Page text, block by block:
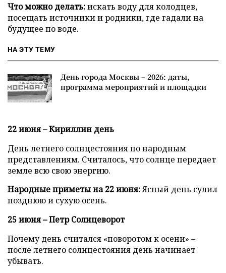
Что можно делать:искать воду для колодцев,
посещать источники и родники, где гадали на
будущее по воде.
НА ЭТУ ТЕМУ
День города Москвы – 2026: даты,
программа мероприятий и площадки
22 июня – Кириллин день
День летнего солнцестояния по народным
представлениям. Считалось, что солнце передает
земле всю свою энергию.
Народные приметы на 22 июня:Ясный день сулил
позднюю и сухую осень.
25 июня – Петр Солнцеворот
Почему день считался «поворотом к осени» –
после летнего солнцестояния день начинает
убывать.